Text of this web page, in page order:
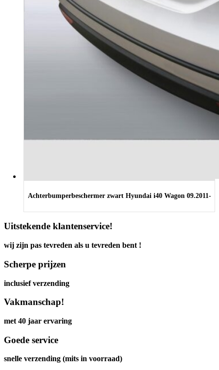
Achterbumperbeschermer zwart Hyundai i40 Wagon 09.2011-
Uitstekende klantenservice!
wij zijn pas tevreden als u tevreden bent !
Scherpe prijzen
inclusief verzending
Vakmanschap!
met 40 jaar ervaring
Goede service
snelle verzending (mits in voorraad)